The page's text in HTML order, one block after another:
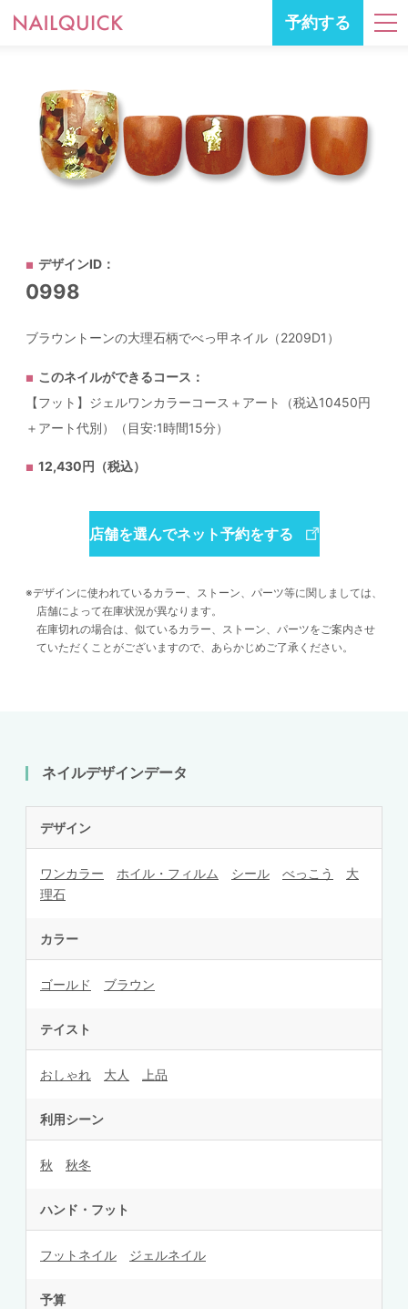
予約する
デザインID：
0998
ブラウントーンの大理石柄でべっ甲ネイル（2209D1）
このネイルができるコース：
【フット】ジェルワンカラーコース＋アート（税込10450円
＋アート代別）（目安:1時間15分）
12,430円（税込）
店舗を選んでネット予約をする
デザインに使われているカラー、ストーン、パーツ等に関しましては、
店舗によって在庫状況が異なります。
在庫切れの場合は、似ているカラー、ストーン、パーツをご案内させ
ていただくことがございますので、あらかじめご了承ください。
ネイルデザインデータ
デザイン
ワンカラー ホイル・フィルム シール べっこう
大
理石
カラー
ゴールド ブラウン
テイスト
おしゃれ 大人 上品
利用シーン
秋 秋冬
ハンド・フット
フットネイル ジェルネイル
予算